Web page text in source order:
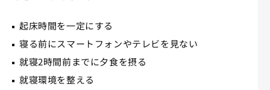
起床時間を一定にする
寝る前にスマートフォンやテレビを見ない
就寝2時間前までに夕食を摂る
就寝環境を整える